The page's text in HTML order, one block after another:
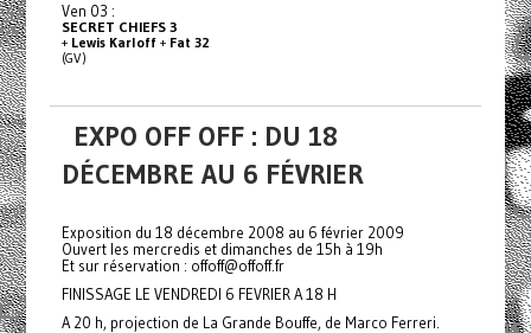
Ven 03 :
SECRET CHIEFS 3
+ Lewis Karloff+ Fat 32
(GV)
EXPO OFF OFF : DU 18
DÉCEMBRE AU 6 FÉVRIER
Exposition du 18 décembre 2008 au 6 février 2009
Ouvert les mercredis et dimanches de 15h à 19h
Et sur réservation : offoff@offoff.fr
FINISSAGE LE VENDREDI 6 FEVRIER A 18 H
A 20 h, projection de La Grande Bouffe, de Marco Ferreri.